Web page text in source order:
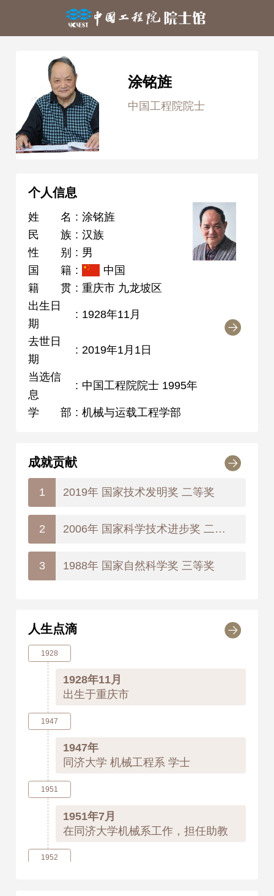
涂铭旌
中国工程院院士
个人信息
姓名 : 涂铭旌
民族 : 汉族
性别 : 男
国籍 :
中国
籍贯 : 重庆市 九龙坡区
出生日
期
: 1928年11月
去世日
期
: 2019年1月1日
当选信
息
: 中国工程院院士 1995年
学部 : 机械与运载工程学部
成就贡献
1 2019年 国家技术发明奖 二等奖
2 2006年 国家科学技术进步奖 二等奖
3 1988年 国家自然科学奖 三等奖
人生点滴
1928
1928年11月
出生于重庆市
1947
1947年
同济大学 机械工程系 学士
1951
1951年7月
在同济大学机械系工作，担任助教
1952